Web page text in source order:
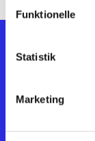
Funktionelle
Statistik
Marketing